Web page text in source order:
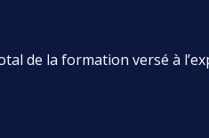
de la formation versé à